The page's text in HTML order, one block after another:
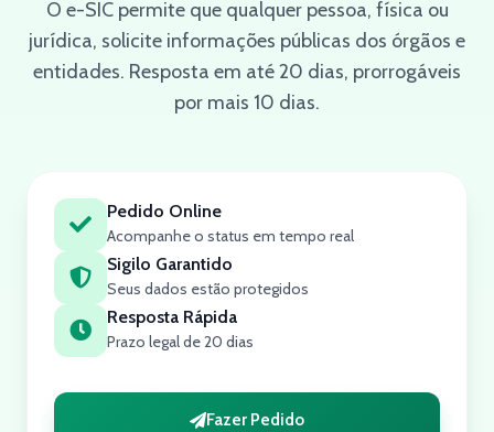
O e-SIC permite que qualquer pessoa, física ou
jurídica, solicite informações públicas dos órgãos e
entidades. Resposta em até 20 dias, prorrogáveis
por mais 10 dias.
Pedido Online
Acompanhe o status em tempo real
Sigilo Garantido
Seus dados estão protegidos
Resposta Rápida
Prazo legal de 20 dias
Fazer Pedido